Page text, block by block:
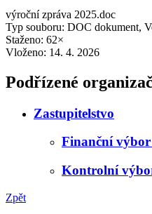
výroční zpráva 2025.doc
Typ souboru: DOC dokument,
Staženo: 62×
Vloženo: 14. 4. 2026
Podřízené
Zastupitelstvo
Finanční výbor
Kontrolní
Zpět